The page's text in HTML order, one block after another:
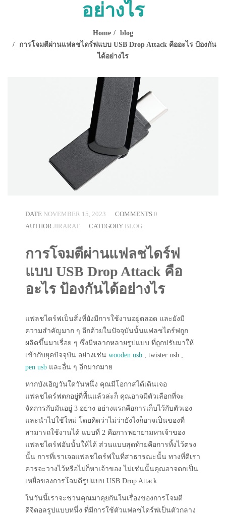
อย่างไร
Home
blog
การโจมตีผ่านแฟลชไดร์ฟแบบ USB Drop Attack คืออะไร ป้องกัน
ได้อย่างไร
DATE NOVEMBER 15, 2023 COMMENTS 0
AUTHOR JIRARAT CATEGORY BLOG
การโจมตีผ่านแฟลชไดร์ฟ
แบบ USB Drop Attack คือ
อะไร ป้องกันได้อย่างไร
แฟลชไดร์ฟเป็นสิ่งที่ยังมีการใช้งานอยู่ตลอด และยังมี
ความสำคัญมาก ๆ อีกด้วยในปัจจุบันนั้นแฟลชไดร์ฟถูก
ผลิตขึ้นมาเรื่อย ๆ ซึ่งมีหลากหลายรูปแบบ ที่ถูกปรับมาให้
เข้ากับยุคปัจจุบัน อย่างเช่น wooden usb , twister usb ,
pen usb และอื่น ๆ อีกมากมาย
หากบังเอิญวันใดวันหนึ่ง คุณมีโอกาสได้เดินเจอ
แฟลชไดร์ฟตกอยู่ที่พื้นแล้วล่ะก็ คุณอาจมีตัวเลือกที่จะ
จัดการกับมันอยู่ 3 อย่าง อย่างแรกคือการเก็บไว้กับตัวเอง
และนำไปใช้ใหม่ โดยคิดว่าไม่ว่ายังไงก็อาจเป็นของที่
สามารถใช้งานได้ แบบที่ 2 คือการพยายามหาเจ้าของ
แฟลชไดร์ฟอันนั้นให้ได้ ส่วนแบบสุดท้ายคือการทิ้งไว้ตรง
นั้น การที่เราเจอแฟลชไดร์ฟในที่สาธารณะนั้น ทางที่ดีเรา
ควรจะวางไว้หรือไม่ก็หาเจ้าของ ไม่เช่นนั้นคุณอาจตกเป็น
เหยื่อของการโจมตีรูปแบบ USB Drop Attack
ในวันนี้เราจะชวนคุณมาคุยกันในเรื่องของการโจมตี
ดิจิตอลรูปแบบหนึ่ง ที่มีการใช้ตัวแฟลชไดร์ฟเป็นตัวกลาง